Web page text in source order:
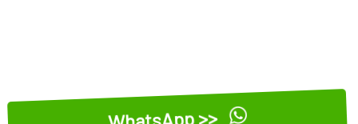
WhatsApp >>